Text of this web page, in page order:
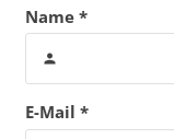
Name *
person
E-Mail *